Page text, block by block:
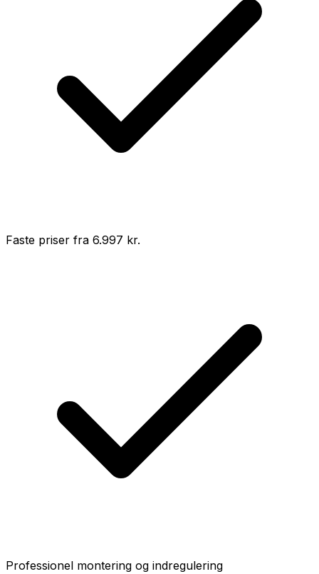
Faste priser fra 6.997 kr.
Professionel montering og indregulering